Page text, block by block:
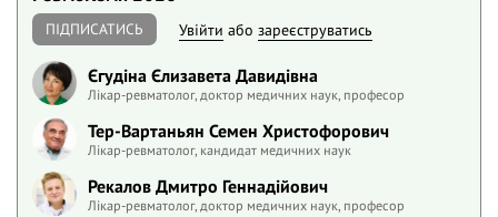
ПІДПИСАТИСЬ Увійти або зареєструватись
Єгудіна Єлизавета Давидівна
Лікар-ревматолог, доктор медичних наук, професор
Тер-Вартаньян Семен Христофорович
Лікар-ревматолог, кандидат медичних наук
Рекалов Дмитро Геннадійович
Лікар-ревматолог, доктор медичних наук, професор